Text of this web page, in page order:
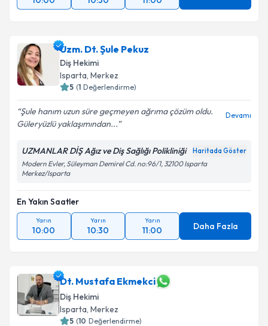
Uzm. Dt. Şule Pekuz
Diş Hekimi
Isparta, Merkez
5 (1 Değerlendirme)
Şule hanım uzun süre geçmeyen ağrıma çözüm oldu.
Güleryüzlü yaklaşımından...
Devamı
UZMANLAR DİŞ Ağız ve Diş Sağlığı Polikliniği Haritada Göster
Modern Evler, Süleyman Demirel Cd. no:96/1, 32100 Isparta
Merkez/Isparta
En Yakın Saatler
Yarın
10:00
Yarın
10:30
Yarın
11:00 Daha Fazla
Dt. Mustafa Ekmekci
Diş Hekimi
Isparta, Merkez
5 (10 Değerlendirme)